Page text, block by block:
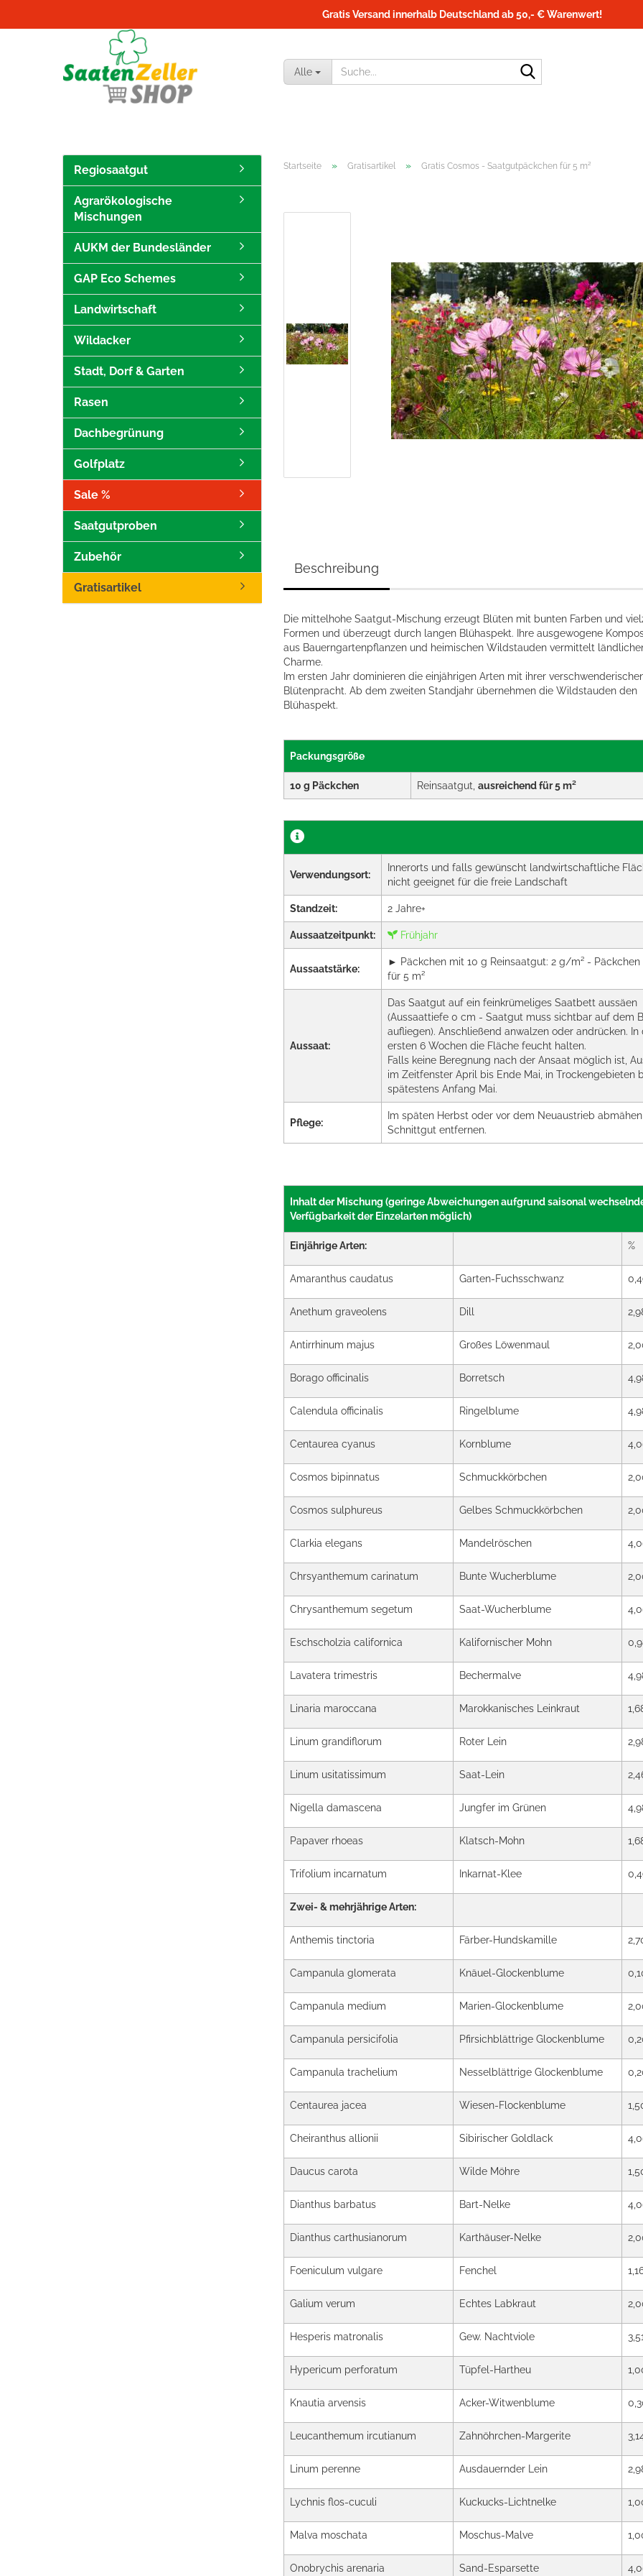
Alle
Gratis Versand innerhalb Deutschland ab 50,- € Warenwert!
Startseite » Gratisartikel » Gratis Cosmos - Saatgutpäckchen für 5 m²
Beschreibung
Die mittelhohe Saatgut-Mischung erzeugt Blüten mit bunten Farben und
Formen und überzeugt durch langen Blühaspekt. Ihre ausgewogene
aus Bauerngartenpflanzen und heimischen Wildstauden vermittelt
Charme.
Im ersten Jahr dominieren die einjährigen Arten mit ihrer
Blütenpracht. Ab dem zweiten Standjahr übernehmen die Wildstauden den
Blühaspekt.
Packungsgröße
10 g Päckchen Reinsaatgut, ausreichend für 5 m²
Verwendungsort:
Innerorts und falls gewünscht landwirtschaftliche
nicht geeignet für die freie Landschaft
Standzeit: 2 Jahre+
Aussaatzeitpunkt: Frühjahr
Aussaatstärke:
► Päckchen mit 10 g Reinsaatgut: 2 g/m² - Päckchen
für 5 m²
Aussaat:
Das Saatgut auf ein feinkrümeliges Saatbett aussäen
(Aussaattiefe 0 cm - Saatgut muss sichtbar auf dem
aufliegen). Anschließend anwalzen oder andrücken. In
ersten 6 Wochen die Fläche feucht halten.
Falls keine Beregnung nach der Ansaat möglich ist,
im Zeitfenster April bis Ende Mai, in Trockengebieten
spätestens Anfang Mai.
Pflege:
Im späten Herbst oder vor dem Neuaustrieb
Schnittgut entfernen.
Inhalt der Mischung (geringe Abweichungen aufgrund saisonal
Verfügbarkeit der Einzelarten möglich)
Einjährige Arten: %
Amaranthus caudatus Garten-Fuchsschwanz
Anethum graveolens Dill
Antirrhinum majus Großes Löwenmaul
Borago officinalis Borretsch
Calendula officinalis Ringelblume
Centaurea cyanus Kornblume
Cosmos bipinnatus Schmuckkörbchen
Cosmos sulphureus Gelbes Schmuckkörbchen
Clarkia elegans Mandelröschen
Chrsyanthemum carinatum Bunte Wucherblume
Chrysanthemum segetum Saat-Wucherblume
Eschscholzia californica Kalifornischer Mohn
Lavatera trimestris Bechermalve
Linaria maroccana Marokkanisches Leinkraut
Linum grandiflorum Roter Lein
Linum usitatissimum Saat-Lein
Nigella damascena Jungfer im Grünen
Papaver rhoeas Klatsch-Mohn
Trifolium incarnatum Inkarnat-Klee
Zwei- & mehrjährige Arten:
Anthemis tinctoria Färber-Hundskamille
Campanula glomerata Knäuel-Glockenblume
Campanula medium Marien-Glockenblume
Campanula persicifolia Pfirsichblättrige Glockenblume
Campanula trachelium Nesselblättrige Glockenblume
Centaurea jacea Wiesen-Flockenblume
Cheiranthus allionii Sibirischer Goldlack
Daucus carota Wilde Möhre
Dianthus barbatus Bart-Nelke
Dianthus carthusianorum Karthäuser-Nelke
Foeniculum vulgare Fenchel
Galium verum Echtes Labkraut
Hesperis matronalis Gew. Nachtviole 3,51
Hypericum perforatum Tüpfel-Hartheu
Knautia arvensis Acker-Witwenblume
Leucanthemum ircutianum Zahnöhrchen-Margerite
Linum perenne Ausdauernder Lein
Lychnis flos-cuculi Kuckucks-Lichtnelke
Malva moschata Moschus-Malve
Onobrychis arenaria Sand-Esparsette
Regiosaatgut
Agrarökologische
Mischungen
AUKM der Bundesländer
GAP Eco Schemes
Landwirtschaft
Wildacker
Stadt, Dorf & Garten
Rasen
Dachbegrünung
Golfplatz
Sale %
Saatgutproben
Zubehör
Gratisartikel